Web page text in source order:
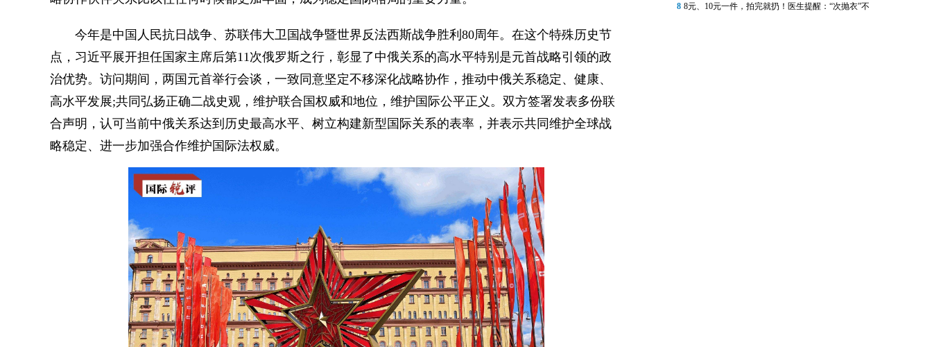
今年是中国人民抗日战争、苏联伟大卫国战争暨世界反法西斯战争胜利80周年。在这个特殊历史节
点，习近平展开担任国家主席后第11次俄罗斯之行，彰显了中俄关系的高水平特别是元首战略引领的政
治优势。访问期间，两国元首举行会谈，一致同意坚定不移深化战略协作，推动中俄关系稳定、健康、
高水平发展;共同弘扬正确二战史观，维护联合国权威和地位，维护国际公平正义。双方签署发表多份联
合声明，认可当前中俄关系达到历史最高水平、树立构建新型国际关系的表率，并表示共同维护全球战
略稳定、进一步加强合作维护国际法权威。
8 8元、10元一件，拍完就扔！医生提醒：“次抛衣”不